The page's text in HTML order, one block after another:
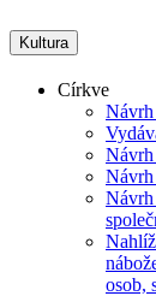
Kultura
Církve
Návrh
Návrh
Návrh
osob,